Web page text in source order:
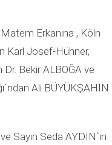
Erkanına , Köln
Karl Josef-Hühner,
Dr. Bekir ALBOĞA ve
Ali BÜYÜKŞAHİN
Sayın Seda AYDIN`ın